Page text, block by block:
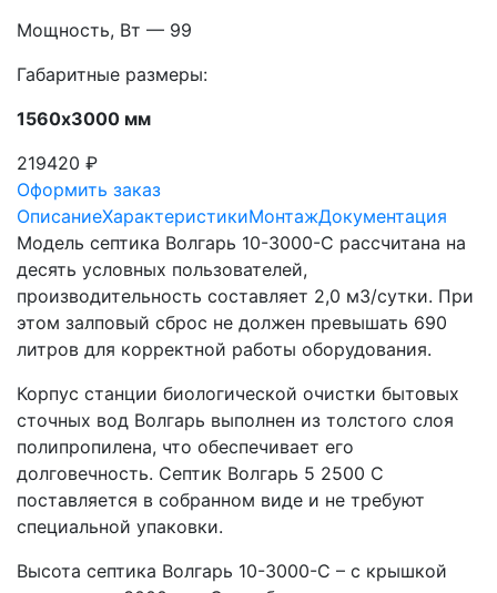
Мощность, Вт — 99
Габаритные размеры:
1560х3000 мм
219420 ₽
Оформить заказ
ОписаниеХарактеристикиМонтажДокументация
Модель септика Волгарь 10-3000-С рассчитана на
десять условных пользователей,
производительность составляет 2,0 м3/сутки. При
этом залповый сброс не должен превышать 690
литров для корректной работы оборудования.
Корпус станции биологической очистки бытовых
сточных вод Волгарь выполнен из толстого слоя
полипропилена, что обеспечивает его
долговечность. Септик Волгарь 5 2500 С
поставляется в собранном виде и не требуют
специальной упаковки.
Высота септика Волгарь 10-3000-С – с крышкой